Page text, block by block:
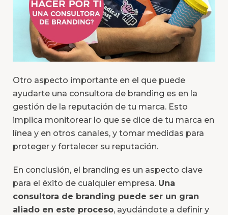
Otro aspecto importante en el que puede
ayudarte una consultora de branding es en la
gestión de la reputación de tu marca. Esto
implica monitorear lo que se dice de tu marca en
línea y en otros canales, y tomar medidas para
proteger y fortalecer su reputación.
En conclusión, el branding es un aspecto clave
para el éxito de cualquier empresa. Una
consultora de branding puede ser un gran
aliado en este proceso, ayudándote a definir y